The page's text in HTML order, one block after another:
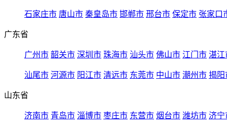
石家庄市 唐山市 秦皇岛市 邯郸市 邢台市 保定市 张家口
广东省
广州市 韶关市 深圳市 珠海市 汕头市 佛山市 江门市 湛江
汕尾市 河源市 阳江市 清远市 东莞市 中山市 潮州市 揭阳
山东省
济南市 青岛市 淄博市 枣庄市 东营市 烟台市 潍坊市 济宁